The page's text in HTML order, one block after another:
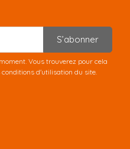
S’abonner
Vous trouverez pour cela
d'utilisation du site.